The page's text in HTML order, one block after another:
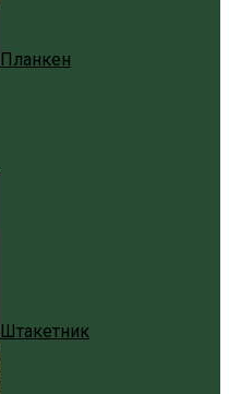
Планкен
Штакетник